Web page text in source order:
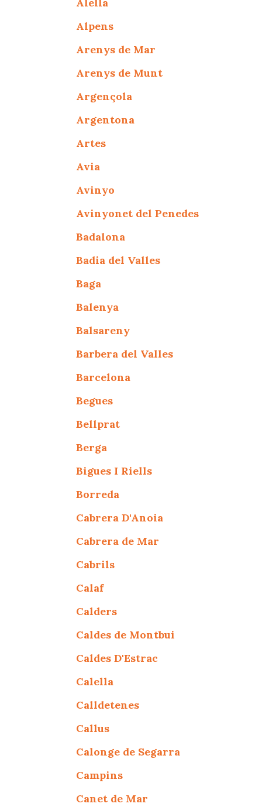
Alpens
Arenys de Mar
Arenys de Munt
Argençola
Argentona
Artes
Avia
Avinyo
Avinyonet del Penedes
Badalona
Badia del Valles
Baga
Balenya
Balsareny
Barbera del Valles
Barcelona
Begues
Bellprat
Berga
Bigues I Riells
Borreda
Cabrera D'Anoia
Cabrera de Mar
Cabrils
Calaf
Calders
Caldes de Montbui
Caldes D'Estrac
Calella
Calldetenes
Callus
Calonge de Segarra
Campins
Canet de Mar